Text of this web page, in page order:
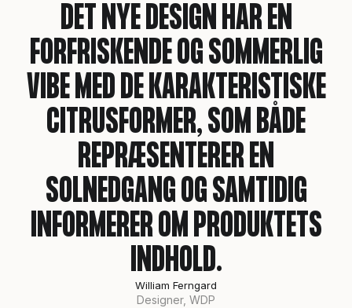
DET NYE DESIGN HAR EN
FORFRISKENDE OG SOMMERLIG
VIBE MED DE KARAKTERISTISKE
CITRUSFORMER, SOM BÅDE
REPRÆSENTERER EN
SOLNEDGANG OG SAMTIDIG
INFORMERER OM PRODUKTETS
INDHOLD.
William Ferngard
Designer, WDP